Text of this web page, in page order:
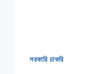
সরকারি চাকরি